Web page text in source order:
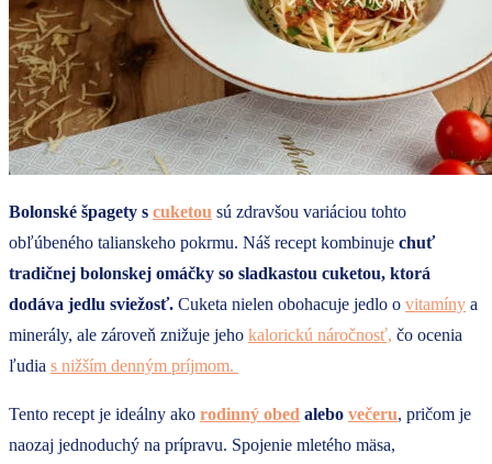
Bolonské špagety s cuketou sú zdravšou variáciou tohto
obľúbeného talianskeho pokrmu. Náš recept kombinuje chuť
tradičnej bolonskej omáčky so sladkastou cuketou, ktorá
dodáva jedlu sviežosť. Cuketa nielen obohacuje jedlo o vitamíny a
minerály, ale zároveň znižuje jeho kalorickú náročnosť, čo ocenia
ľudia s nižším denným príjmom.
Tento recept je ideálny ako rodinný obed alebo večeru, pričom je
naozaj jednoduchý na prípravu. Spojenie mletého mäsa,